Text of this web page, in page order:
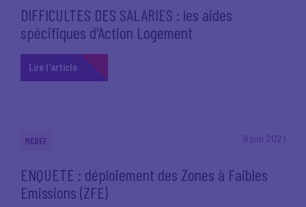
DIFFICULTES DES SALARIES : les aides
spécifiques d'Action Logement
Lire l'article
9 juin 2021
MEDEF
ENQUETE : déploiement des Zones à Faibles
Emissions (ZFE)